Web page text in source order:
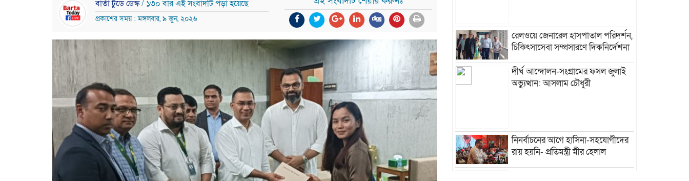
বার্তা টুডে ডেস্ক/ ১৩০ বার এই সংবাদটি পড়া হয়েছে
প্রকাশের সময় : মঙ্গলবার, ৯ জুন, ২০২৬
রেলওয়ে জেনারেল হাসপাতাল পরিদর্শন,
চিকিৎসাসেবা সম্প্রসারণে দিকনির্দেশনা
দীর্ঘ আন্দোলন-সংগ্রামের ফসল জুলাই
অভ্যুত্থান: আসলাম চৌধুরী
নিনর্বাচনের আগে হাসিনা-সহযোগীদের
রায় হয়নি- প্রতিমন্ত্রী মীর হেলাল